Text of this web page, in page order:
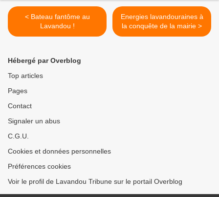
< Bateau fantôme au
Lavandou !
Energies lavandouraines à
la conquête de la mairie >
Hébergé par Overblog
Top articles
Pages
Contact
Signaler un abus
C.G.U.
Cookies et données personnelles
Préférences cookies
Voir le profil de Lavandou Tribune sur le portail Overblog